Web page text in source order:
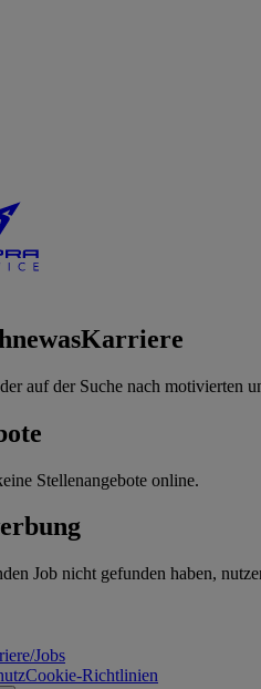
Karriere
auf der Suche nach motivierten
Stellenangebote online.
Job nicht gefunden haben,
Jobs
Cookie-Richtlinien